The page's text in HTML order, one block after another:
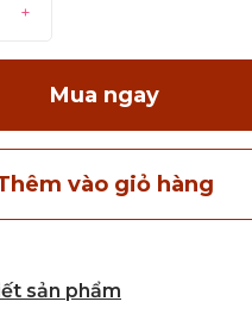
+
Mua ngay
vào giỏ hàng
sản phẩm